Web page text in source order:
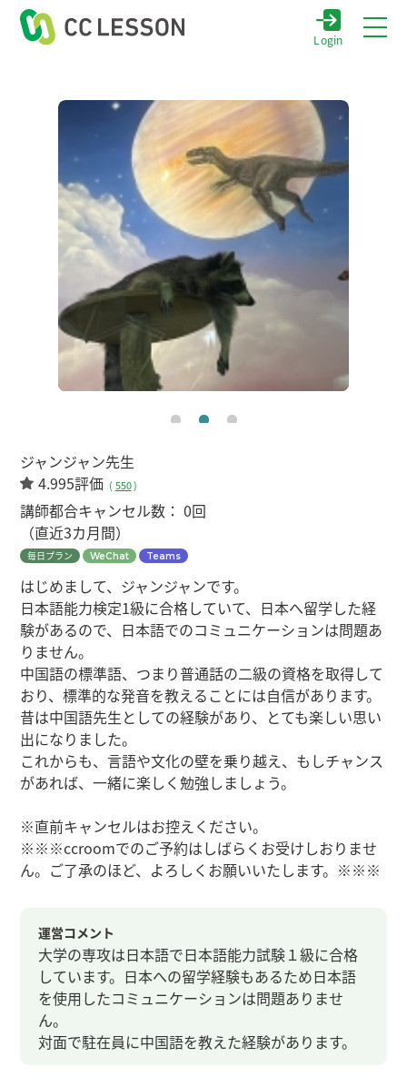
Login
ジャンジャン先生
4.995評価 ( 550)
講師都合キャンセル数：0回
（直近3カ月間）
毎日プラン WeChat Teams
はじめまして、ジャンジャンです。
日本語能力検定1級に合格していて、日本へ留学した経
験があるので、日本語でのコミュニケーションは問題あ
りません。
中国語の標準語、つまり普通話の二級の資格を取得して
おり、標準的な発音を教えることには自信があります。
昔は中国語先生としての経験があり、とても楽しい思い
出になりました。
これからも、言語や文化の壁を乗り越え、もしチャンス
があれば、一緒に楽しく勉強しましょう。
※直前キャンセルはお控えください。
※※※ccroomでのご予約はしばらくお受けしおりませ
ん。ご了承のほど、よろしくお願いいたします。※※※
運営コメント
大学の専攻は日本語で日本語能力試験１級に合格
しています。日本への留学経験もあるため日本語
を使用したコミュニケーションは問題ありませ
ん。
対面で駐在員に中国語を教えた経験があります。